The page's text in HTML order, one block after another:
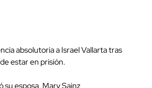
absolutoria a Israel Vallarta tras
estar en prisión.
su esposa, Mary Sainz